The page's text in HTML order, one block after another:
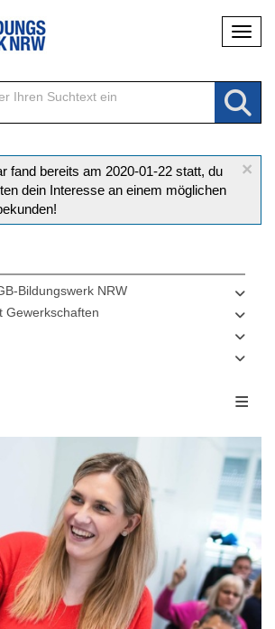
×
fand bereits am 2020-01-22 statt, du
dein Interesse an einem möglichen
Bildungswerk NRW
Gewerkschaften